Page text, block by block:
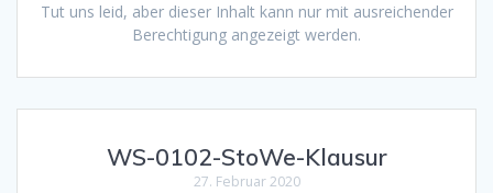
Tut uns leid, aber dieser Inhalt kann nur mit ausreichender
Berechtigung angezeigt werden.
WS-0102-StoWe-Klausur
27. Februar 2020